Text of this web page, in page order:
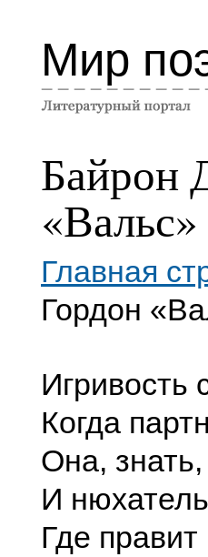
Мир
Байрон
«Вальс»
Главная
Гордон
Игривость
Когда
Она,
И
Где